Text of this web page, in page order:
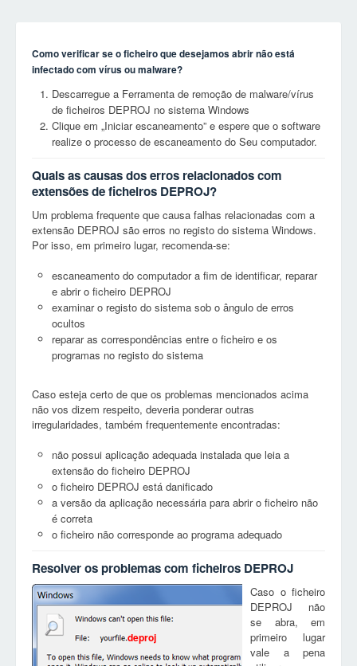
Como verificar se o ficheiro que desejamos abrir não está
infectado com vírus ou malware?
Descarregue a Ferramenta de remoção de malware/vírus
de ficheiros DEPROJ no sistema Windows
Clique em „Iniciar escaneamento” e espere que o software
realize o processo de escaneamento do Seu computador.
Quais as causas dos erros relacionados com
extensões de ficheiros DEPROJ?
Um problema frequente que causa falhas relacionadas com a
extensão DEPROJ são erros no registo do sistema Windows.
Por isso, em primeiro lugar, recomenda-se:
escaneamento do computador a fim de identificar, reparar
e abrir o ficheiro DEPROJ
examinar o registo do sistema sob o ângulo de erros
ocultos
reparar as correspondências entre o ficheiro e os
programas no registo do sistema
Caso esteja certo de que os problemas mencionados acima
não vos dizem respeito, deveria ponderar outras
irregularidades, também frequentemente encontradas:
não possui aplicação adequada instalada que leia a
extensão do ficheiro DEPROJ
o ficheiro DEPROJ está danificado
a versão da aplicação necessária para abrir o ficheiro não
é correta
o ficheiro não corresponde ao programa adequado
Resolver os problemas com ficheiros DEPROJ
deproj
Caso o ficheiro
DEPROJ não
se abra, em
primeiro lugar
vale a pena